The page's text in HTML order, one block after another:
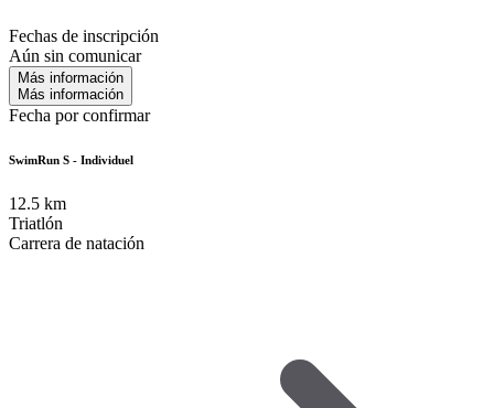
Fechas de inscripción
Aún sin comunicar
Más información
Más información
Fecha por confirmar
SwimRun S - Individuel
12.5 km
Triatlón
Carrera de natación